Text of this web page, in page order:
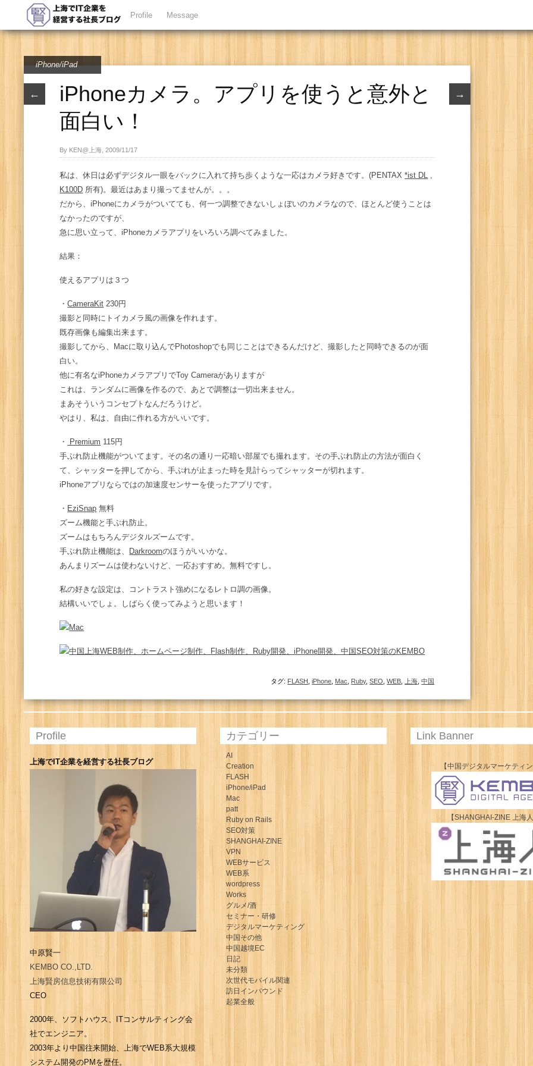
Profile Message
← →
iPhone/iPad
iPhoneカメラ。アプリを使うと意外と
面白い！
By KEN@上海, 2009/11/17
私は、休日は必ずデジタル一眼をバックに入れて持ち歩くような一応はカメラ好きです。(PENTAX*ist DL ,
K100D 所有)。最近はあまり撮ってませんが。。。
だから、iPhoneにカメラがついてても、何一つ調整できないしょぼいのカメラなので、ほとんど使うことは
なかったのですが、
急に思い立って、iPhoneカメラアプリをいろいろ調べてみました。
結果：
使えるアプリは３つ
・CameraKit 230円
撮影と同時にトイカメラ風の画像を作れます。
既存画像も編集出来ます。
撮影してから、Macに取り込んでPhotoshopでも同じことはできるんだけど、撮影したと同時できるのが面
白い。
他に有名なiPhoneカメラアプリでToy Cameraがありますが
これは、ランダムに画像を作るので、あとで調整は一切出来ません。
まあそういうコンセプトなんだろうけど。
やはり、私は、自由に作れる方がいいです。
・ Premium 115円
手ぶれ防止機能がついてます。その名の通り一応暗い部屋でも撮れます。その手ぶれ防止の方法が面白く
て、シャッターを押してから、手ぶれが止まった時を見計らってシャッターが切れます。
iPhoneアプリならではの加速度センサーを使ったアプリです。
・ EziSnap 無料
ズーム機能と手ぶれ防止。
ズームはもちろんデジタルズームです。
手ぶれ防止機能は、
Darkroomのほうがいいかな。
あんまりズームは使わないけど、一応おすすめ。無料ですし。
私の好きな設定は、コントラスト強めになるレトロ調の画像。
結構いいでしょ。しばらく使ってみようと思います！
タグ: FLASH ,iPhone Mac Ruby,SEO ,WEB 上海 ,中国
Profile
上海でIT企業を経営する社長ブログ
中原賢一
KEMBO CO.,LTD.
上海賢房信息技術有限公司
CEO
2000年、ソフトハウス、ITコンサルティング会
社でエンジニア。
2003年より中国往来開始、上海でWEB系大規模
システム開発のPMを歴任。
カテゴリー
AI
Creation
FLASH
iPhone/iPad
Mac
patt
Ruby on Rails
SEO対策
SHANGHAI-ZINE
VPN
WEBサービス
WEB系
wordpress
Works
グルメ/酒
セミナー・研修
デジタルマーケティング
中国その他
中国越境EC
日記
未分類
次世代モバイル関連
訪日インバウンド
起業全般
Link Banner
【中国デジタルマーケティ
【SHANGHAI-ZINE 上海